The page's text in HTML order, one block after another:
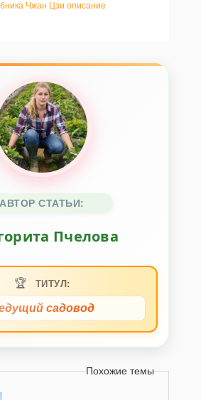
Чжан Цзи описание
АВТОР СТАТЬИ:
Пчелова
🏆 ТИТУЛ:
садовод
Похожие темы